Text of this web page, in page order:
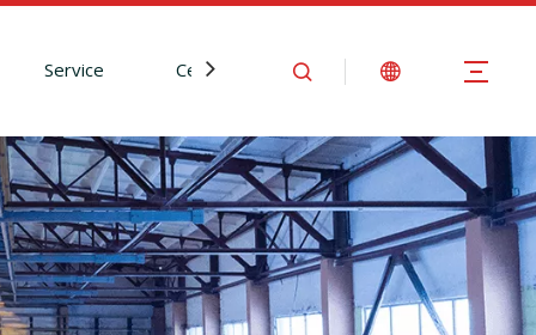
Service Centre d'Information Nous